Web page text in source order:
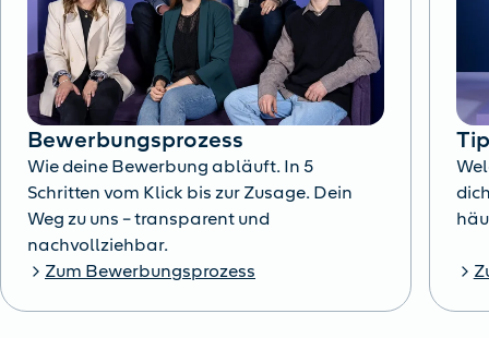
Bewerbungsprozess
Wie deine Bewerbung abläuft. In 5
Schritten vom Klick bis zur Zusage. Dein
Weg zu uns – transparent und
nachvollziehbar.
Zum Bewerbungsprozess